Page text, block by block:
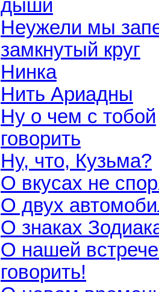
дыши
Неужели мы
замкнутый круг
Нинка
Нить Ариадны
Ну о чем с тобой
говорить
Ну, что, Кузьма?
О вкусах не
О двух
О знаках
О нашей
говорить!